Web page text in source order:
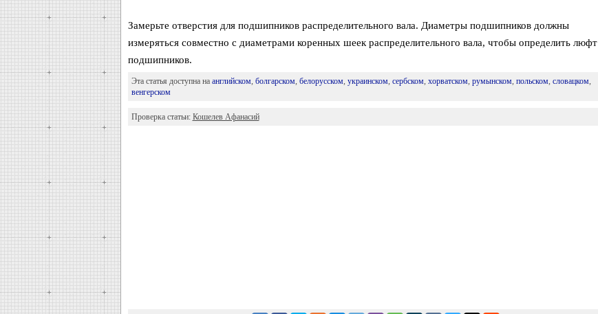
Замерьте отверстия для подшипников распределительного вала. Диаметры подшипников должны
измеряться совместно с диаметрами коренных шеек распределительного вала, чтобы определить люфт
подшипников.
Эта статья доступна на английском, болгарском, белорусском, украинском, сербском, хорватском, румынском, польском, словацком,
венгерском
Проверка статьи: Кошелев Афанасий